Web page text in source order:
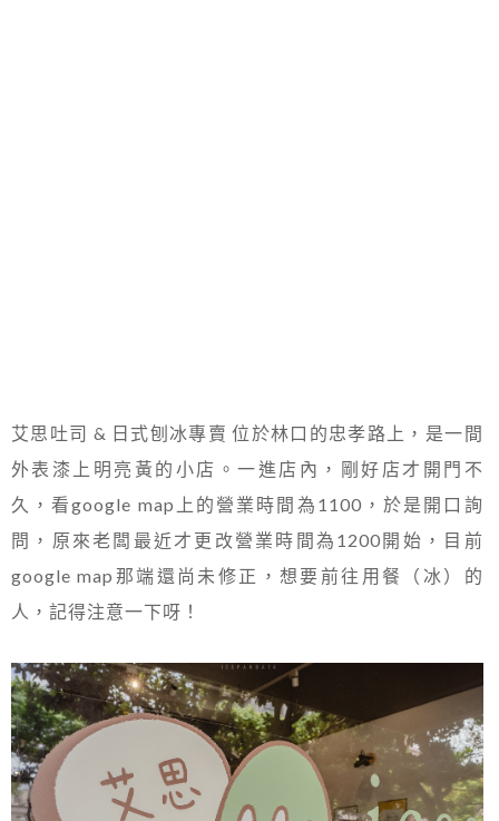
艾思吐司 & 日式刨冰專賣 位於林口的忠孝路上，是一間
外表漆上明亮黃的小店。一進店內，剛好店才開門不
久，看google map上的營業時間為1100，於是開口詢
問，原來老闆最近才更改營業時間為1200開始，目前
google map那端還尚未修正，想要前往用餐（冰）的
人，記得注意一下呀！